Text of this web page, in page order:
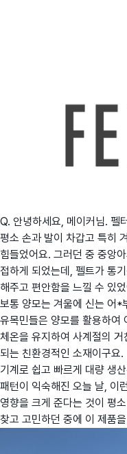
Q. 안녕하세요, 메이커님. 펠
평소 손과 발이 차갑고 특히
힘들었어요. 그러던 중 중앙
접하게 되었는데, 펠트가 통
해주고 편안함을 느낄 수 있
보통 양모는 겨울에 신는 어*
유목민들은 양모를 활용하여
체온을 유지하여 사계절의
되는 친환경적인 소재이구요.
기계로 쉽고 빠르게 대량 생
패턴이 익숙해진 오늘 날, 이
영향을 크게 준다는 것이 평
찾고 고민하던 중에 이 제품